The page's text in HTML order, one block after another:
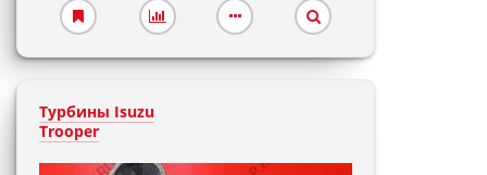
Турбины Isuzu
Trooper